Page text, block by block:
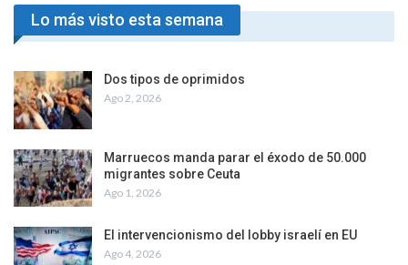
Lo más visto esta semana
Dos tipos de oprimidos
Ago 2, 2026
Marruecos manda parar el éxodo de 50.000
migrantes sobre Ceuta
Ago 1, 2026
El intervencionismo del lobby israelí en EU
Ago 4, 2026